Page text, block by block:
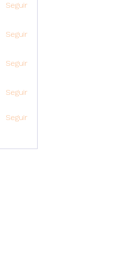
Seguir
Seguir
Seguir
Seguir
Seguir